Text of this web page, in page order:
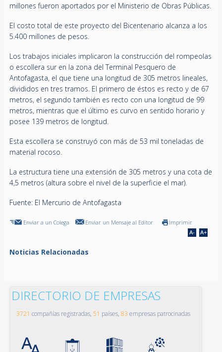
millones fueron aportados por el Ministerio de Obras Públicas.
El costo total de este proyecto del Bicentenario alcanza a los
5.400 millones de pesos.
Los trabajos iniciales implicaron la construcción del rompeolas
o escollera sur en la zona del Terminal Pesquero de
Antofagasta, el que tiene una longitud de 305 metros lineales,
divididos en tres tramos. El primero de éstos es recto y de 67
metros, el segundo también es recto con una longitud de 99
metros, mientras que el último es curvo en sentido horario y
posee 139 metros de longitud.
Esta escollera se construyó con más de 53 mil toneladas de
material rocoso.
La estructura tiene una extensión de 305 metros y una cota de
4,5 metros (altura sobre el nivel de la superficie el mar).
Fuente: El Mercurio de Antofagasta
Enviar a un Colega Enviar un Mensaje al Editor Imprimir
Noticias Relacionadas
DIRECTORIO DE EMPRESAS
3721 compañías registradas, 51 países, 83 empresas patrocinadas